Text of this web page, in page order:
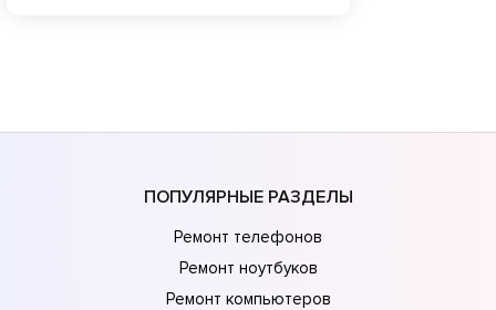
ПОПУЛЯРНЫЕ РАЗДЕЛЫ
Ремонт телефонов
Ремонт ноутбуков
Ремонт компьютеров